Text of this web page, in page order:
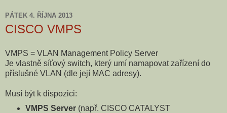
PÁTEK 4. ŘÍJNA 2013
CISCO VMPS
VMPS = VLAN Management Policy Server
Je vlastně síťový switch, který umí namapovat zařízení do
příslušné VLAN (dle její MAC adresy).
Musí být k dispozici:
VMPS Server(např. CISCO CATALYST